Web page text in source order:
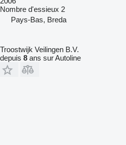
Nombre d'essieux 2
Pays-Bas, Breda
Troostwijk Veilingen B.V.
depuis 8 ans sur Autoline